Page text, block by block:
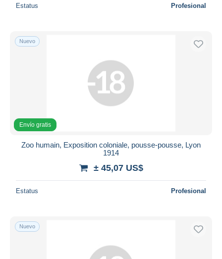
Estatus Profesional
Nuevo
Envío gratis
Zoo humain, Exposition coloniale, pousse-pousse, Lyon
1914
± 45,07 US$
Estatus Profesional
Nuevo